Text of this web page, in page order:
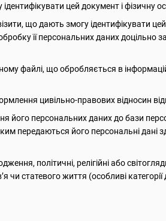
цей документ і фізичну
що дають змогу ідентифікувати
її персональних даних доцільно
файлі, що обробляється в
цивільно-правових відносин
його персональних даних до бази
передаються його персональні дані
політичні, релігійні або
статевого життя (особливі